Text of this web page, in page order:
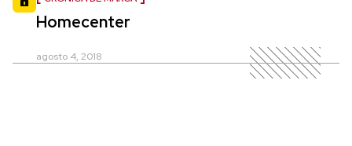
Homecenter
agosto 4, 2018